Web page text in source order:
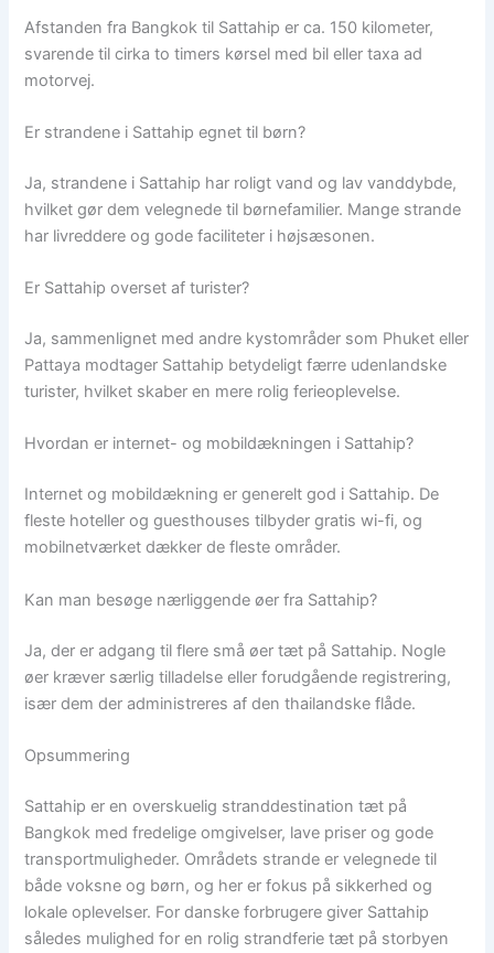
Afstanden fra Bangkok til Sattahip er ca. 150 kilometer,
svarende til cirka to timers kørsel med bil eller taxa ad
motorvej.
Er strandene i Sattahip egnet til børn?
Ja, strandene i Sattahip har roligt vand og lav vanddybde,
hvilket gør dem velegnede til børnefamilier. Mange strande
har livreddere og gode faciliteter i højsæsonen.
Er Sattahip overset af turister?
Ja, sammenlignet med andre kystområder som Phuket eller
Pattaya modtager Sattahip betydeligt færre udenlandske
turister, hvilket skaber en mere rolig ferieoplevelse.
Hvordan er internet- og mobildækningen i Sattahip?
Internet og mobildækning er generelt god i Sattahip. De
fleste hoteller og guesthouses tilbyder gratis wi-fi, og
mobilnetværket dækker de fleste områder.
Kan man besøge nærliggende øer fra Sattahip?
Ja, der er adgang til flere små øer tæt på Sattahip. Nogle
øer kræver særlig tilladelse eller forudgående registrering,
især dem der administreres af den thailandske flåde.
Opsummering
Sattahip er en overskuelig stranddestination tæt på
Bangkok med fredelige omgivelser, lave priser og gode
transportmuligheder. Områdets strande er velegnede til
både voksne og børn, og her er fokus på sikkerhed og
lokale oplevelser. For danske forbrugere giver Sattahip
således mulighed for en rolig strandferie tæt på storbyen